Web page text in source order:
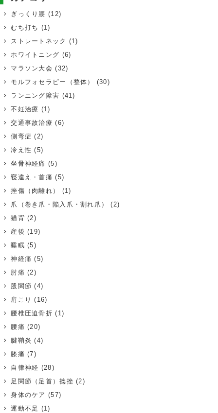
ぎっくり腰 (12)
むち打ち (1)
ストレートネック (1)
ホワイトニング (6)
マラソン大会 (32)
モルフォセラピー（整体）
(30)
ランニング障害 (41)
不妊治療 (1)
交通事故治療 (6)
側弯症 (2)
冷え性 (5)
坐骨神経痛 (5)
寝違え・首痛 (5)
挫傷（肉離れ）
(1)
爪（巻き爪・陥入爪・割れ爪）
(2)
猫背 (2)
産後 (19)
睡眠 (5)
神経痛 (5)
肘痛 (2)
股関節 (4)
肩こり (16)
腰椎圧迫骨折 (1)
腰痛 (20)
腱鞘炎 (4)
膝痛 (7)
自律神経 (28)
足関節（足首）捻挫 (2)
身体のケア (57)
運動不足 (1)